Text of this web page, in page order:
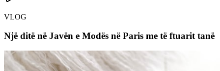
VLOG
Një ditë në Javën e Modës në Paris me të ftuarit tanë